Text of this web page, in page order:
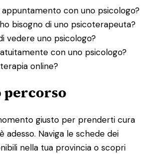
con uno psicologo?
bisogno di uno psicoterapeuta?
vedere uno psicologo?
con uno psicologo?
online?
giusto per prenderti cura
adesso. Naviga le schede dei
nella tua provincia o scopri